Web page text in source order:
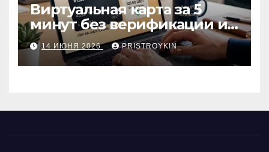
Виртуальная карта за 5
минут без верификации и
участия банков с
пополнением в USDT:
обзор вариантов
14 ИЮНЯ 2026 PRISTROYKIN_